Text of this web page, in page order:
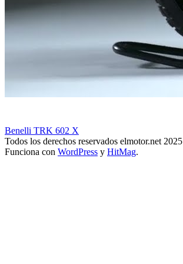
Benelli TRK 602 X
Todos los derechos reservados elmotor.net 2025
Funciona con WordPress y HitMag.